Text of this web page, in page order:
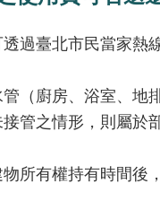
過臺北市民當家
（廚房、浴室、
管之情形，則屬
所有權持有時間